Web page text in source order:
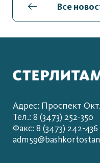
Все
Адрес: Проспект
Тел.: 8 (3473) 252-350
Факс: 8 (3473) 242-436